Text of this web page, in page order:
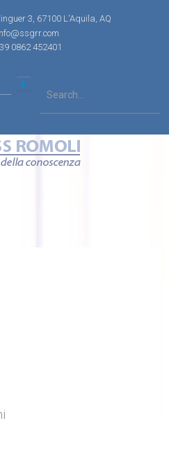
3, 67100 L'Aquila, AQ
0862 452401